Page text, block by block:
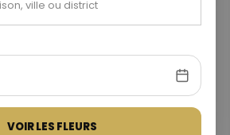
VOIR LES FLEURS